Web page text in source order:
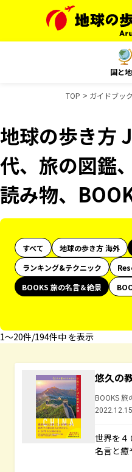
国と
TOP ガイドブック
地球の歩き方
代、旅の図鑑
読み物、
すべて 地球の歩き方 海外
ランキング&テクニック
BOOKS 旅の名言＆絶景
1〜20件/194件中 を表示
悠久の
BOOKS 旅
世界を４
名言と癒